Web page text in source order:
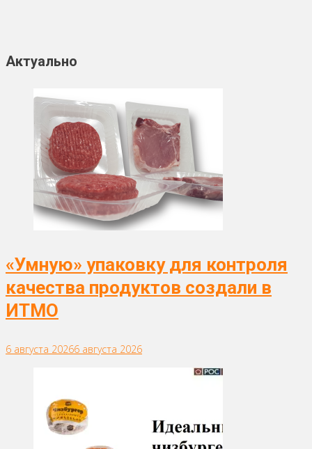
Актуально
«Умную» упаковку для контроля
качества продуктов создали в
ИТМО
6 августа 20266 августа 2026